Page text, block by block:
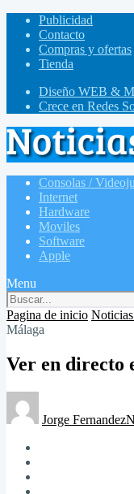
Publicidad
Contacto
Compras y ofertas
Tienda
Diseño WEB &
Crece en Redes
Consolas /
Internet
Hardware
Moviles
Software
Apple
Menu
Pagina de inicio
Málaga
Ver en directo
Jorge Fernandez